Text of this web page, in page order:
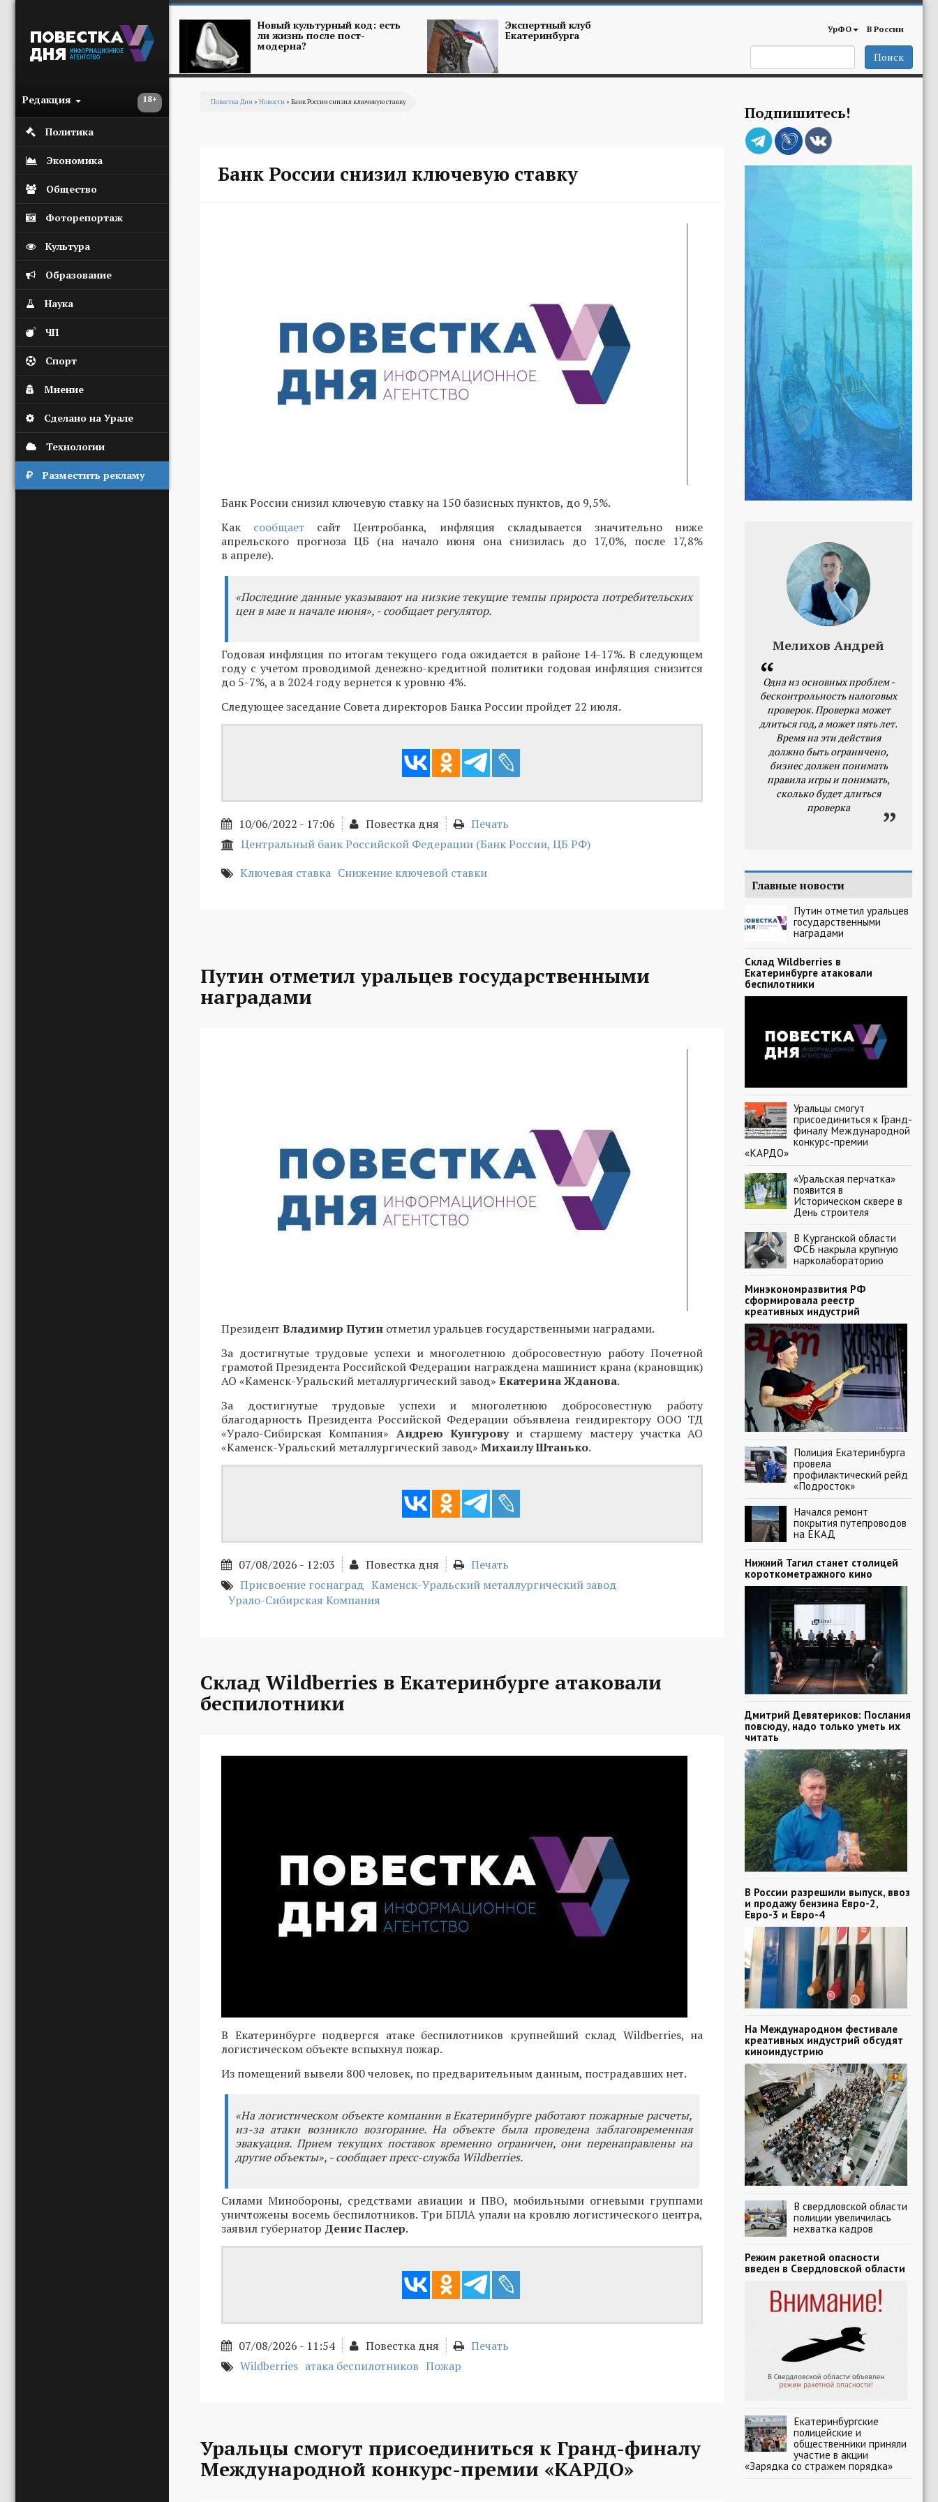
18+
Редакция
Политика
Экономика
Общество
Фоторепортаж
Культура
Образование
Наука
ЧП
Спорт
Мнение
Сделано на Урале
Технологии
Разместить рекламу
Новый культурный код: есть
ли жизнь после пост-
модерна?
Экспертный клуб
Екатеринбурга УрФО В России
Поиск
Повестка Дня» Новости» Банк России снизил ключевую ставку
Банк России снизил ключевую ставку
Банк России снизил ключевую ставку на 150 базисных пунктов, до 9,5%.
Как сообщает сайт Центробанка, инфляция складывается значительно ниже
апрельского прогноза ЦБ (на начало июня она снизилась до 17,0%, после 17,8%
в апреле).
«Последние данные указывают на низкие текущие темпы прироста потребительских
цен в мае и начале июня», - сообщает регулятор.
Годовая инфляция по итогам текущего года ожидается в районе 14-17%. В следующем
году с учетом проводимой денежно-кредитной политики годовая инфляция снизится
до 5-7%, а в 2024 году вернется к уровню 4%.
Следующее заседание Совета директоров Банка России пройдет 22 июля.
10/06/2022 - 17:06 Повестка дня
Печать
Центральный банк Российской Федерации (Банк России, ЦБ РФ)
Ключевая ставка Снижение ключевой ставки
Путин отметил уральцев государственными
наградами
Президент Владимир Путин отметил уральцев государственными наградами.
За достигнутые трудовые успехи и многолетнюю добросовестную работу Почетной
грамотой Президента Российской Федерации награждена машинист крана (крановщик)
АО «Каменск-Уральский металлургический завод» Екатерина Жданова.
За достигнутые трудовые успехи и многолетнюю добросовестную работу
благодарность Президента Российской Федерации объявлена гендиректору ООО ТД
«Урало-Сибирская Компания» Андрею Кунгуровуи старшему мастеру участка АО
«Каменск-Уральский металлургический завод» Михаилу Штанько.
07/08/2026 - 12:03 Повестка дня
Печать
Присвоение госнаград Каменск-Уральский металлургический завод
Урало-Сибирская Компания
Склад Wildberries в Екатеринбурге атаковали
беспилотники
В Екатеринбурге подвергся атаке беспилотников крупнейший склад Wildberries, на
логистическом объекте вспыхнул пожар.
Из помещений вывели 800 человек, по предварительным данным, пострадавших нет.
«На логистическом объекте компании в Екатеринбурге работают пожарные расчеты,
из-за атаки возникло возгорание. На объекте была проведена заблаговременная
эвакуация. Прием текущих поставок временно ограничен, они перенаправлены на
другие объекты», - сообщает пресс-служба Wildberries.
Силами Минобороны, средствами авиации и ПВО, мобильными огневыми группами
уничтожены восемь беспилотников. Три БПЛА упали на кровлю логистического центра,
заявил губернатор Денис Паслер.
07/08/2026 - 11:54 Повестка дня
Печать
Wildberries атака беспилотников Пожар
Уральцы смогут присоединиться к Гранд-финалу
Международной конкурс-премии «КАРДО»
Подпишитесь!
Мелихов Андрей
Одна из основных проблем -
бесконтрольность налоговых
проверок. Проверка может
длиться год, а может пять лет.
Время на эти действия
должно быть ограничено,
бизнес должен понимать
правила игры и понимать,
сколько будет длиться
проверка
Главные новости
Путин отметил уральцев
государственными
наградами
Склад Wildberries в
Екатеринбурге атаковали
беспилотники
Уральцы смогут
присоединиться к Гранд-
финалу Международной
конкурс-премии
«КАРДО»
«Уральская перчатка»
появится в
Историческом сквере в
День строителя
В Курганской области
ФСБ накрыла крупную
нарколабораторию
Минэкономразвития РФ
сформировала реестр
креативных индустрий
Полиция Екатеринбурга
провела
профилактический рейд
«Подросток»
Начался ремонт
покрытия путепроводов
на ЕКАД
Нижний Тагил станет столицей
короткометражного кино
Дмитрий Девятериков: Послания
повсюду, надо только уметь их
читать
В России разрешили выпуск, ввоз
и продажу бензина Евро-2,
Евро-3 и Евро-4
На Международном фестивале
креативных индустрий обсудят
киноиндустрию
В свердловской области
полиции увеличилась
нехватка кадров
Режим ракетной опасности
введен в Свердловской области
Екатеринбургские
полицейские и
общественники приняли
участие в акции
«Зарядка со стражем порядка»